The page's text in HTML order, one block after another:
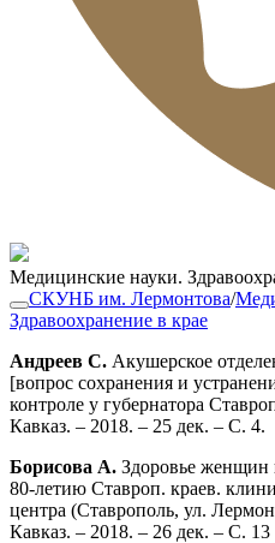
Медицинские науки.
СКУНБ им. Лермонтова/
Здравоохранение в крае
Андреев С. Акушерское
[вопрос сохранения и
контроле у губернатора
Кавказ. – 2018. – 25 дек. – С. 4.
Борисова А. Здоровье женщин
80-летию Ставроп. краев.
центра (Ставрополь, ул.
Кавказ. – 2018. – 26 дек. – С. 13